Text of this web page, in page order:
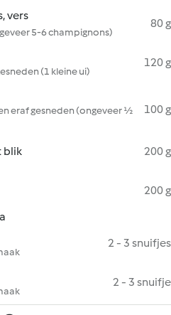
vers
5-6 champignons)
80 g
(1 kleine ui)
120 g
eraf gesneden (ongeveer ½
100 g
blik 200 g
200 g
2 - 3 snuifjes
2 - 3 snuifje